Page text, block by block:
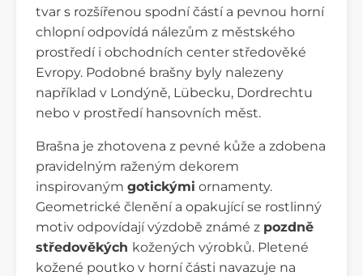
tvar s rozšířenou spodní částí a pevnou horní
chlopní odpovídá nálezům z městského
prostředí i obchodních center středověké
Evropy. Podobné brašny byly nalezeny
například v Londýně, Lübecku, Dordrechtu
nebo v prostředí hansovních měst.
Brašna je zhotovena z pevné kůže a zdobena
pravidelným raženým dekorem
inspirovaným gotickými ornamenty.
Geometrické členění a opakující se rostlinný
motiv odpovídají výzdobě známé z pozdně
středověkých kožených výrobků. Pletené
kožené poutko v horní části navazuje na